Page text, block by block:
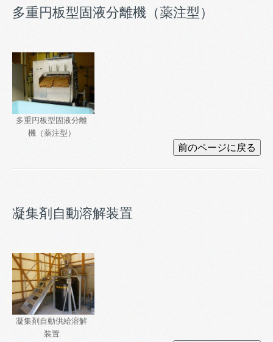
多重円板型固液分離機（薬注型）
多重円板型固液分離
機（薬注型）
凝集剤自動溶解装置
凝集剤自動供給溶解
装置